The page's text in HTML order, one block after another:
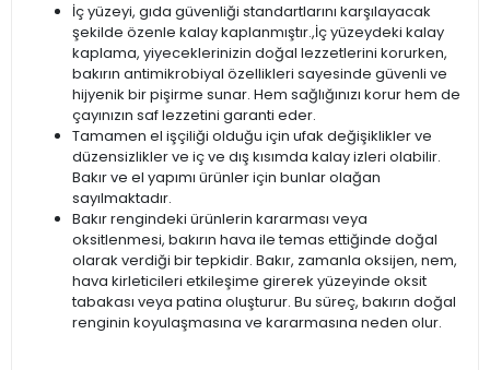
İç yüzeyi, gıda güvenliği standartlarını karşılayacak
şekilde özenle kalay kaplanmıştır.,İç yüzeydeki kalay
kaplama, yiyeceklerinizin doğal lezzetlerini korurken,
bakırın antimikrobiyal özellikleri sayesinde güvenli ve
hijyenik bir pişirme sunar. Hem sağlığınızı korur hem de
çayınızın saf lezzetini garanti eder.
Tamamen el işçiliği olduğu için ufak değişiklikler ve
düzensizlikler ve iç ve dış kısımda kalay izleri olabilir.
Bakır ve el yapımı ürünler için bunlar olağan
sayılmaktadır.
Bakır rengindeki ürünlerin kararması veya
oksitlenmesi, bakırın hava ile temas ettiğinde doğal
olarak verdiği bir tepkidir. Bakır, zamanla oksijen, nem,
hava kirleticileri etkileşime girerek yüzeyinde oksit
tabakası veya patina oluşturur. Bu süreç, bakırın doğal
renginin koyulaşmasına ve kararmasına neden olur.